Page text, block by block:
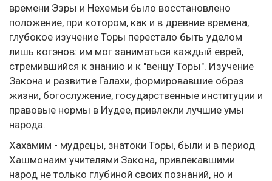
времени Эзры и Нехемьи было восстановлено
положение, при котором, как и в древние времена,
глубокое изучение Торы перестало быть уделом
лишь когэнов: им мог заниматься каждый еврей,
стремившийся к знанию и к "венцу Торы". Изучение
Закона и развитие Галахи, формировавшие образ
жизни, богослужение, государственные институции и
правовые нормы в Иудее, привлекли лучшие умы
народа.
Хахамим - мудрецы, знатоки Торы, были и в период
Хашмонаим учителями Закона, привлекавшими
народ не только глубиной своих познаний, но и